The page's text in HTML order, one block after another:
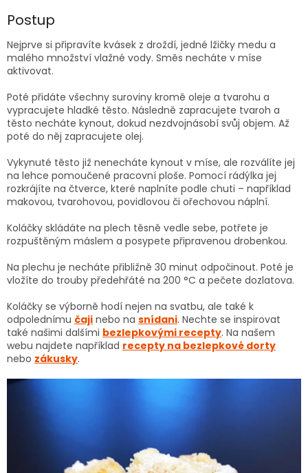
Postup
Nejprve si připravíte kvásek z droždí, jedné lžičky medu a
malého množství vlažné vody. Směs necháte v míse
aktivovat.
Poté přidáte všechny suroviny kromě oleje a tvarohu a
vypracujete hladké těsto. Následně zapracujete tvaroh a
těsto necháte kynout, dokud nezdvojnásobí svůj objem. Až
poté do něj zapracujete olej.
Vykynuté těsto již nenecháte kynout v míse, ale rozválíte jej
na lehce pomoučené pracovní ploše. Pomocí rádýlka jej
rozkrájíte na čtverce, které naplníte podle chuti – například
makovou, tvarohovou, povidlovou či ořechovou náplní.
Koláčky skládáte na plech těsně vedle sebe, potřete je
rozpuštěným máslem a posypete připravenou drobenkou.
Na plechu je necháte přibližně 30 minut odpočinout. Poté je
vložíte do trouby předehřáté na 200 °C a pečete dozlatova.
Koláčky se výborně hodí nejen na svatbu, ale také k
odpolednímu čaji nebo na snídani. Nechte se inspirovat
také našimi dalšími bezlepkovými recepty. Na našem
webu najdete například recepty na bezlepkové dorty
nebo zákusky.